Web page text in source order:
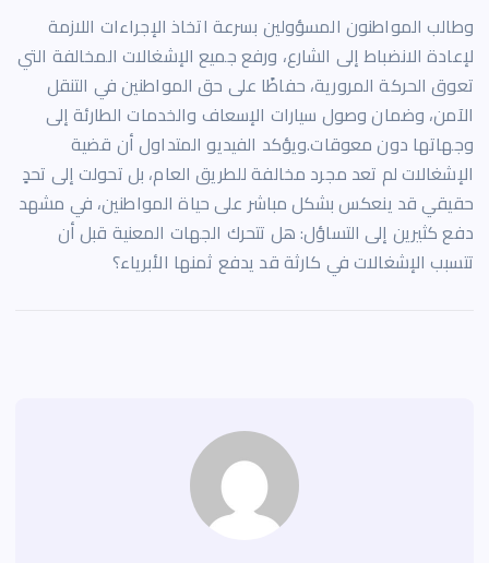
وطالب المواطنون المسؤولين بسرعة اتخاذ الإجراءات اللازمة
لإعادة الانضباط إلى الشارع، ورفع جميع الإشغالات المخالفة التي
تعوق الحركة المرورية، حفاظًا على حق المواطنين في التنقل
الآمن، وضمان وصول سيارات الإسعاف والخدمات الطارئة إلى
وجهاتها دون معوقات.ويؤكد الفيديو المتداول أن قضية
الإشغالات لم تعد مجرد مخالفة للطريق العام، بل تحولت إلى تحدٍ
حقيقي قد ينعكس بشكل مباشر على حياة المواطنين، في مشهد
دفع كثيرين إلى التساؤل: هل تتحرك الجهات المعنية قبل أن
تتسبب الإشغالات في كارثة قد يدفع ثمنها الأبرياء؟